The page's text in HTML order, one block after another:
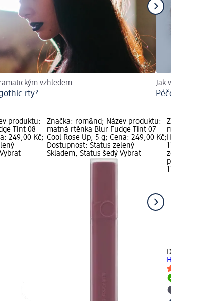
vzhledem
rty?
Jak vypadat
Péče o pleť
produktu:
Tint 08
249,00 Kč;
Značka: rom&nd; Název produktu:
matná rtěnka Blur Fudge Tint 07
Cool Rose Up, 5 g; Cena: 249,00 Kč;
Dostupnost: Status zelený
Skladem, Status šedý Vybrat
Značka:
matná
Hysteria
119,00 Kč;
zelený
prodejnu
119,00 Kč
Dermacol
Hyaluron